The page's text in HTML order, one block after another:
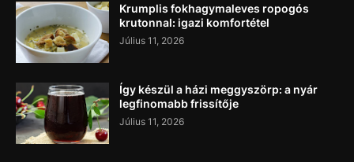
Krumplis fokhagymaleves ropogós
krutonnal: igazi komfortétel
Július 11, 2026
Így készül a házi meggyszörp: a nyár
legfinomabb frissítője
Július 11, 2026